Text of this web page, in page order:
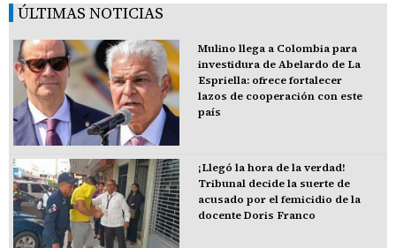
ÚLTIMAS NOTICIAS
Mulino llega a Colombia para
investidura de Abelardo de La
Espriella: ofrece fortalecer
lazos de cooperación con este
país
¡Llegó la hora de la verdad!
Tribunal decide la suerte de
acusado por el femicidio de la
docente Doris Franco